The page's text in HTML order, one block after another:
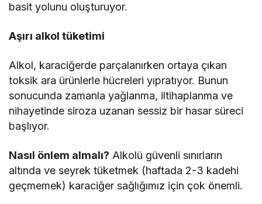
basit yolunu oluşturuyor.
Aşırı alkol tüketimi
Alkol, karaciğerde parçalanırken ortaya çıkan
toksik ara ürünlerle hücreleri yıpratıyor. Bunun
sonucunda zamanla yağlanma, iltihaplanma ve
nihayetinde siroza uzanan sessiz bir hasar süreci
başlıyor.
Nasıl önlem almalı? Alkolü güvenli sınırların
altında ve seyrek tüketmek (haftada 2-3 kadehi
geçmemek) karaciğer sağlığımız için çok önemli.